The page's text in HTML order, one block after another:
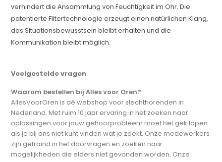
verhindert die Ansammlung von Feuchtigkeit im Ohr. Die
patentierte Filtertechnologie erzeugt einen natürlichen Klang,
das Situationsbewusstsein bleibt erhalten und die
Kommunikation bleibt möglich.
Veelgestelde vragen
Waarom bestellen bij Alles voor Oren?
AllesVoorOren is dé webshop voor slechthorenden in
Nederland. Met ruim 10 jaar ervaring in het zoeken naar
oplossingen voor jouw gehoorprobleem moet het gek lopen
als je bij ons niet kunt vinden wat je zoekt. Onze medewerkers
zijn getraind in het doorvragen en zoeken naar
mogelijkheden die elders niet gevonden worden. Onze